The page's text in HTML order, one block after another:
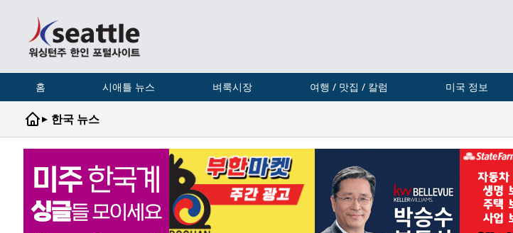
홈 시애틀 뉴스 벼룩시장 여행 / 맛집 / 칼럼 미국 정보
▸ 한국 뉴스